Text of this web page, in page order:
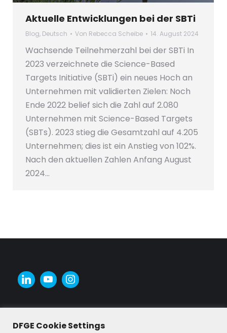
Aktuelle Entwicklungen bei der SBTi
Blog, Deutsch Von Rebecca Scheibe 14. August 2024
Wachsende Teilnehmerzahl bei der SBTi In
2023 verzeichnete die Science-Based
Targets Initiative (SBTi) ein neues Hoch an
Unternehmen mit validierten Zielen: Noch
Ende 2022 belief sich die Zahl auf 2.080
Unternehmen mit Science-Based Targets
(SBTs). 2023 stieg die Gesamtzahl auf 4.205
Unternehmen; dies ist ein Anstieg von 102%.
Nach den aktuellen Zahlen Anfang August
2024…
DFGE Cookie Settings